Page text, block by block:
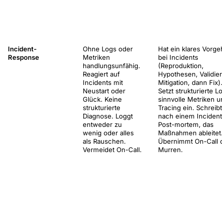
Incident-
Response
Ohne Logs oder
Metriken
handlungsunfähig.
Reagiert auf
Incidents mit
Neustart oder
Glück. Keine
strukturierte
Diagnose. Loggt
entweder zu
wenig oder alles
als Rauschen.
Vermeidet On-Call.
Hat ein klares
bei Incidents
(Reproduktion,
Hypothesen,
Mitigation, dann Fix).
Setzt strukturierte
sinnvolle Metriken
Tracing ein. Schreibt
nach einem
Post-mortem, das
Maßnahmen
Übernimmt On-Call
Murren.